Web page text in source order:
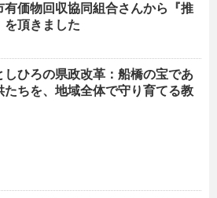
有価物回収協同組合さんから『推
を頂きました
しひろの県政改革：船橋の宝であ
たちを、地域全体で守り育てる教